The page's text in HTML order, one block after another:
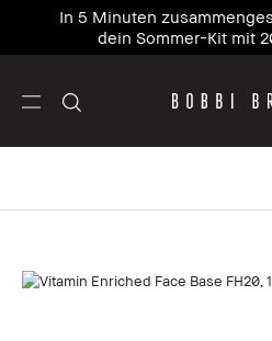
In 5 Minuten
dein Sommer-Kit mit